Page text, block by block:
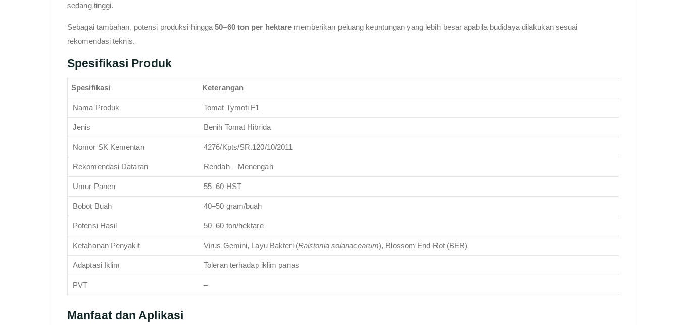
sedang tinggi.
Sebagai tambahan, potensi produksi hingga50–60 ton per hektare memberikan peluang keuntungan yang lebih besar apabila budidaya dilakukan sesuai
rekomendasi teknis.
Spesifikasi Produk
Spesifikasi Keterangan
Nama Produk Tomat Tymoti F1
Jenis Benih Tomat Hibrida
Nomor SK Kementan 4276/Kpts/SR.120/10/2011
Rekomendasi Dataran Rendah – Menengah
Umur Panen 55–60 HST
Bobot Buah 40–50 gram/buah
Potensi Hasil 50–60 ton/hektare
Ketahanan Penyakit Virus Gemini, Layu Bakteri (Ralstonia solanacearum), Blossom End Rot (BER)
Adaptasi Iklim Toleran terhadap iklim panas
PVT –
Manfaat dan Aplikasi